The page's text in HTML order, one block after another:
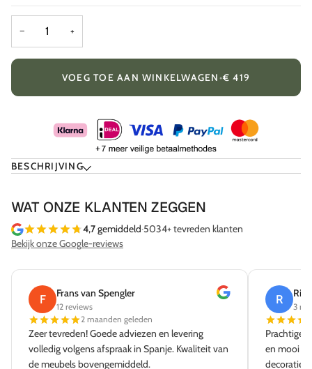
− +
VOEG TOE AAN WINKELWAGEN•€ 419
BESCHRIJVING
WAT ONZE KLANTEN ZEGGEN
4,7gemiddeld·5034+ tevreden klanten
Bekijk onze Google-reviews
F Frans van Spengler
12 reviews
2 maanden geleden
Zeer tevreden! Goede adviezen en levering
volledig volgens afspraak in Spanje. Kwaliteit van
de meubels bovengemiddeld.
R
3
Prachtige
en mooi
decoratie